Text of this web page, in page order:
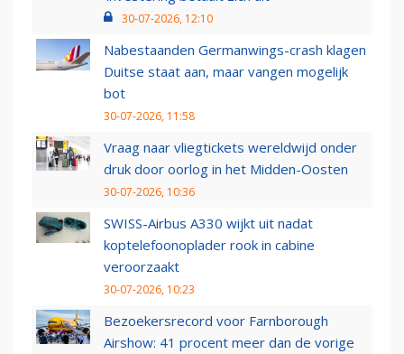
30-07-2026, 12:10
Nabestaanden Germanwings-crash klagen
Duitse staat aan, maar vangen mogelijk
bot
30-07-2026, 11:58
Vraag naar vliegtickets wereldwijd onder
druk door oorlog in het Midden-Oosten
30-07-2026, 10:36
SWISS-Airbus A330 wijkt uit nadat
koptelefoonoplader rook in cabine
veroorzaakt
30-07-2026, 10:23
Bezoekersrecord voor Farnborough
Airshow: 41 procent meer dan de vorige